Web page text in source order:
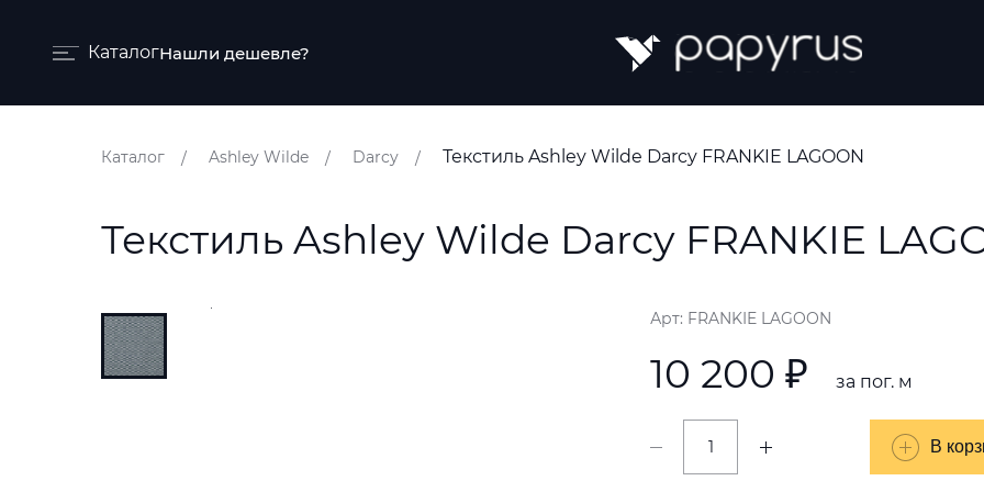
КаталогНашли дешевле?
Краски
Пледы
Ткани
Каталог Ashley Wilde Darcy Текстиль Ashley Wilde Darcy FRANKIE LAGOON
Текстиль Ashley Wilde Darcy FRANKIE
Арт: FRANKIE LAGOON
10 200 ₽ за пог. м
В
В